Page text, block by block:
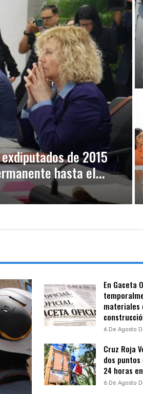
de 2015
hasta el...
En Gaceta
materiales
6 De Agosto
Cruz Roja
dos
24 horas
6 De Agosto